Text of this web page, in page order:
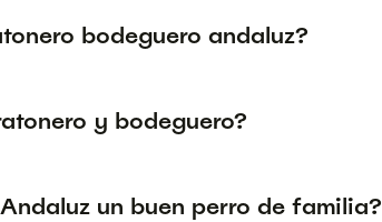
bodeguero andaluz?
y bodeguero?
un buen perro de familia?